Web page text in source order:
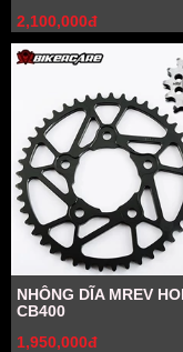
2,100,000đ
NHÔNG DĨA MREV
CB400
1,950,000đ